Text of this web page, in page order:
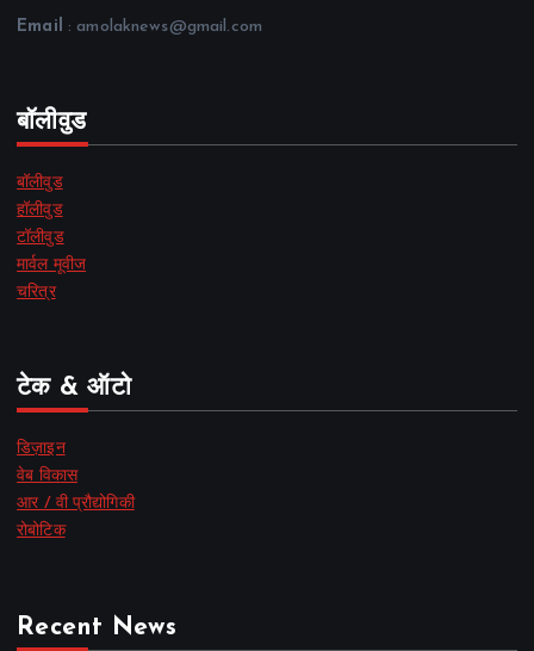
Email : amolaknews@gmail.com
बॉलीवुड
बॉलीवुड
हॉलीवुड
टॉलीवुड
मार्वल मूवीज
चरित्र
टेक & ऑटो
डिज़ाइन
वेब विकास
आर / वी प्रौद्योगिकी
रोबोटिक
Recent News